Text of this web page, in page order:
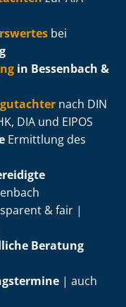
bei
in Bessenbach &
nach DIN
DIA und EIPOS
Ermittlung des
& fair |
Beratung
| auch